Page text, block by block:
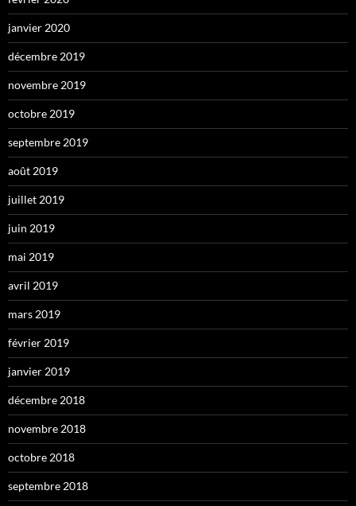
janvier 2020
décembre 2019
novembre 2019
octobre 2019
septembre 2019
août 2019
juillet 2019
juin 2019
mai 2019
avril 2019
mars 2019
février 2019
janvier 2019
décembre 2018
novembre 2018
octobre 2018
septembre 2018